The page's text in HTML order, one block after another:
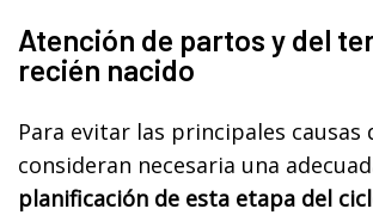
Atención de partos y del
recién nacido
Para evitar las principales causas
consideran necesaria una
planificación de esta etapa del